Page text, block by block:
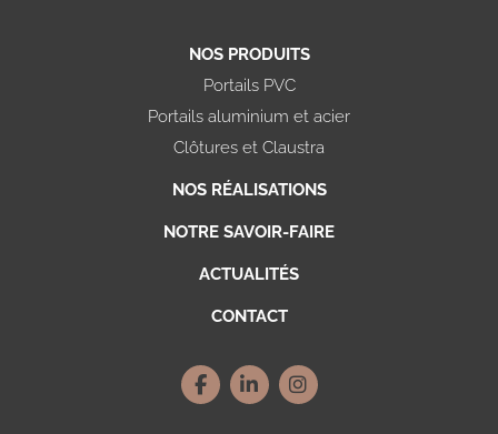
NOS PRODUITS
Portails PVC
Portails aluminium et acier
Clôtures et Claustra
NOS RÉALISATIONS
NOTRE SAVOIR-FAIRE
ACTUALITÉS
CONTACT